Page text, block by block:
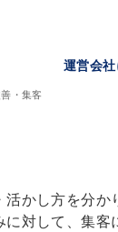
運営会
・集客
かし方を分
対して、集客